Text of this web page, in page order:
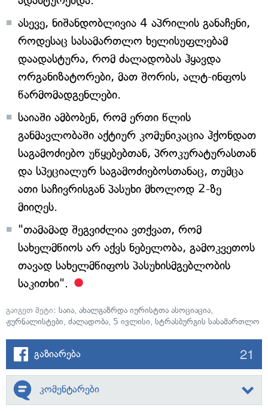
ასევე, ნიშანდობლივია 4 აპრილის განაჩენი,
როდესაც სასამართლო ხელისუფლებამ
დაადასტურა, რომ ძალადობას ჰყავდა
ორგანიზატორები, მათ შორის, ალტ-ინფოს
წარმომადგენლები.
საიაში ამბობენ, რომ ერთი წლის
განმავლობაში აქტიურ კომუნიკაცია ჰქონდათ
საგამოძიებო უწყებებთან, პროკურატურასთან
და სპეციალურ საგამოძიებოსთანაც, თუმცა
ათი საჩივრისგან პასუხი მხოლოდ 2-ზე
მიიღეს.
"თამამად შეგვიძლია ვთქვათ, რომ
სახელმწიოს არ აქვს ნებელობა, გამოკვეთოს
თავად სახელმწიფოს პასუხისმგებლობის
საკითხი".
გაიგეთ მეტი: საია, ახალგაზრდა იურისტთა ასოციაცია,
ჟურნალისტები, ძალადობა, 5 ივლისი, სტრასბურგის სასამართლო
გაზიარება 21
კომენტარები